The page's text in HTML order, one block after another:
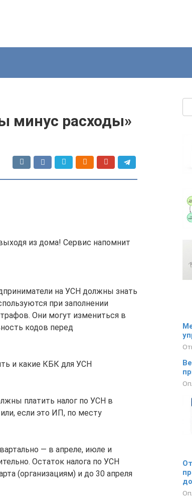
минус расходы»
из дома! Сервис напомнит
на УСН должны знать
при заполнении
Они могут измениться в
кодов перед
и какие КБК для УСН
платить налог по УСН в
если это ИП, по месту
— в апреле, июле и
Остаток налога по УСН
(организациям) и до 30 апреля